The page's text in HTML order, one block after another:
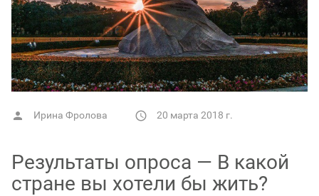
 Ирина Фролова  20 марта 2018 г.
Результаты опроса — В какой
стране вы хотели бы жить?